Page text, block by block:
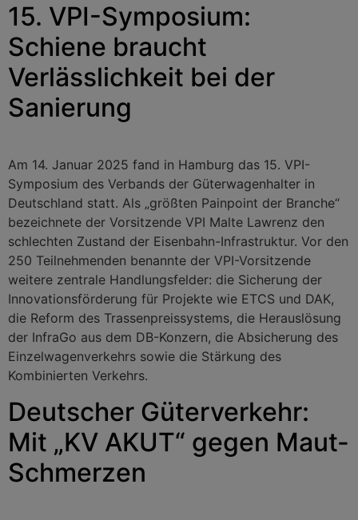
15. VPI-Symposium:
Schiene braucht
Verlässlichkeit bei der
Sanierung
Am 14. Januar 2025 fand in Hamburg das 15. VPI-
Symposium des Verbands der Güterwagenhalter in
Deutschland statt. Als „größten Painpoint der Branche“
bezeichnete der Vorsitzende VPI Malte Lawrenz den
schlechten Zustand der Eisenbahn-Infrastruktur. Vor den
250 Teilnehmenden benannte der VPI-Vorsitzende
weitere zentrale Handlungsfelder: die Sicherung der
Innovationsförderung für Projekte wie ETCS und DAK,
die Reform des Trassenpreissystems, die Herauslösung
der InfraGo aus dem DB-Konzern, die Absicherung des
Einzelwagenverkehrs sowie die Stärkung des
Kombinierten Verkehrs.
Deutscher Güterverkehr:
Mit „KV AKUT“ gegen Maut-
Schmerzen